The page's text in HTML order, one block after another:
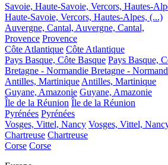
Savoie, Haute-Savoie, Vercors, Hautes-
Haute-Savoie, Vercors, Hautes-Alpes, (...)
Auvergne, Cantal, Auvergne, Cantal,
Provence Provence
Côte Atlantique Côte Atlantique
Pays Basque, Côte Basque Pays Basque,
Bretagne - Normandie Bretagne -
Antilles, Martinique Antilles, Martinique
Guyane, Amazonie Guyane, Amazonie
Île de la Réunion Île de la Réunion
Pyrénées Pyrénées
Vosges, Vittel, Nancy Vosges, Vittel,
Chartreuse Chartreuse
Corse Corse